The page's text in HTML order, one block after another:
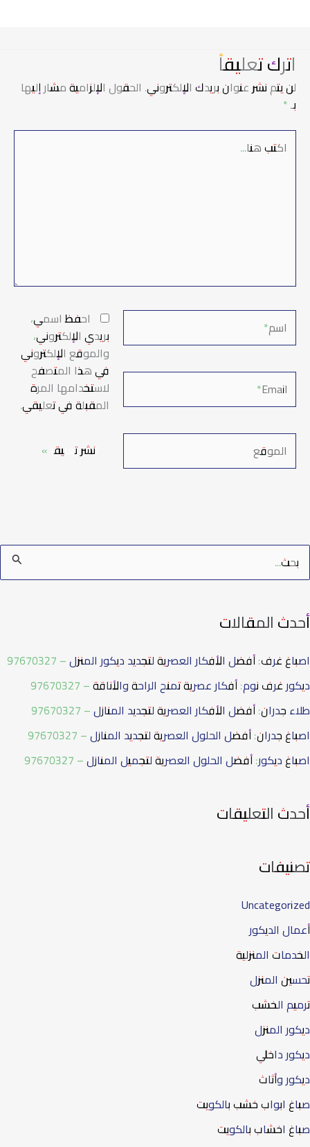
اترك تعليقاً
لن يتم نشر عنوان بريدك الإلكتروني. الحقول الإلزامية مشار إليها
بـ*
اكتب
هنا...
اسم*
Email*
الموقع
احفظ اسمي،
بريدي الإلكتروني،
والموقع الإلكتروني
في هذا المتصفح
لاستخدامها المرة
المقبلة في تعليقي.
ل
ح
ن
:
أحدث المقالات
اصباغ غرف: أفضل الأفكار العصرية لتجديد ديكور المنزل – 97670327
ديكور غرف نوم: أفكار عصرية تمنح الراحة والأناقة – 97670327
طلاء جدران: أفضل الأفكار العصرية لتجديد المنازل – 97670327
اصباغ جدران: أفضل الحلول العصرية لتجديد المنازل – 97670327
اصباغ ديكور: أفضل الحلول العصرية لتجميل المنازل – 97670327
أحدث التعليقات
تصنيفات
Uncategorized
أعمال الديكور
الخدمات المنزلية
تحسين المنزل
ترميم الخشب
ديكور المنزل
ديكور داخلي
ديكور وأثاث
صباغ ابواب خشب بالكويت
صباغ اخشاب بالكويت